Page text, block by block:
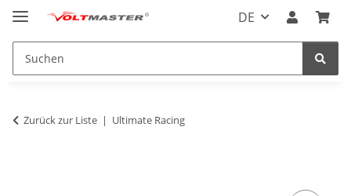
DE
Zurück zur Liste Ultimate Racing